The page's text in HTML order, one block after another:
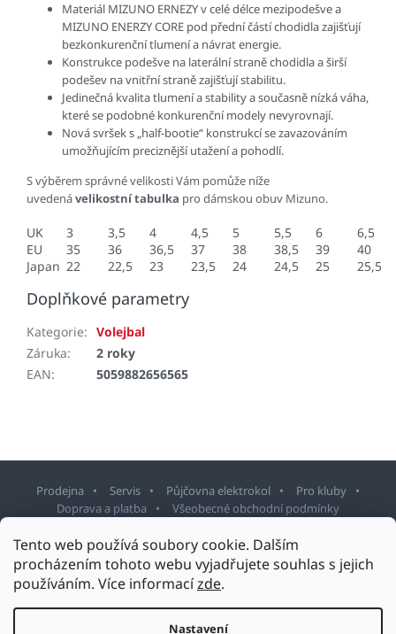
Tento web používá soubory cookie. Dalším
procházením tohoto webu vyjadřujete souhlas s jejich
používáním. Více informacízde.
Nastavení
Materiál MIZUNO ERNEZY v celé délce mezipodešve a
MIZUNO ENERZY CORE pod přední částí chodidla zajišťují
bezkonkurenční tlumení a návrat energie.
Konstrukce podešve na laterální straně chodidla a širší
podešev na vnitřní straně zajišťují stabilitu.
Jedinečná kvalita tlumení a stability a současně nízká váha,
které se podobné konkurenční modely nevyrovnají.
Nová svršek s „half-bootie“ konstrukcí se zavazováním
umožňujícím preciznější utažení a pohodlí.
S výběrem správné velikosti Vám pomůže níže
uvedenávelikostní tabulka pro dámskou obuv Mizuno.
UK 3 3,5 4 4,5 5 5,5 6
6,5
EU
35 36 36,5 37 38 38,5 39
40
Japan 22 22,5 23 23,5 24 24,5 25 25,5
Doplňkové parametry
Kategorie: Volejbal
Záruka:
2 roky
EAN: 5059882656565
Prodejna Servis Půjčovna elektrokol
Pro kluby
Doprava a platba
Všeobecné obchodní podmínky
Upravit nastavení cookies